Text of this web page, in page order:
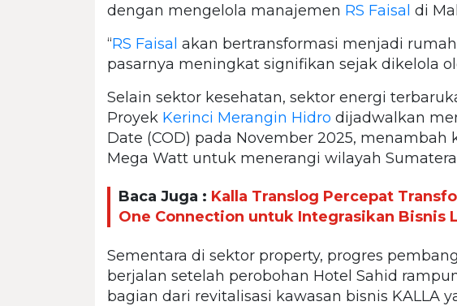
dengan mengelola manajemen RS Faisal di
“RS Faisal akan bertransformasi menjadi
pasarnya meningkat signifikan sejak dikelola
Selain sektor kesehatan, sektor energi
Proyek Kerinci Merangin Hidro dijadwalkan
Date (COD) pada November 2025, menambah
Mega Watt untuk menerangi wilayah
Baca Juga : Kalla Translog Percepat
One Connection untuk Integrasikan Bisnis
Sementara di sektor property, progres
berjalan setelah perobohan Hotel Sahid
bagian dari revitalisasi kawasan bisnis KALLA